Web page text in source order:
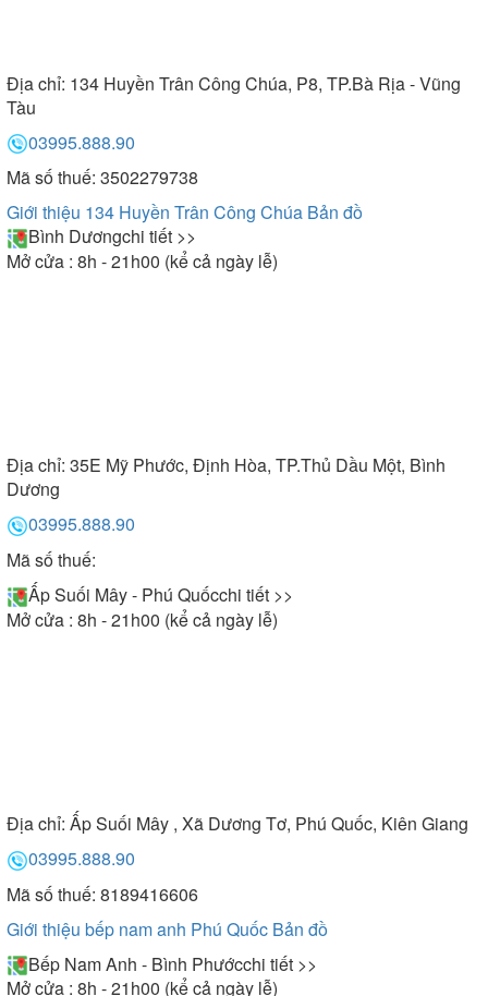
Địa chỉ: 134 Huyền Trân Công Chúa, P8, TP.Bà Rịa - Vũng
Tàu
03995.888.90
Mã số thuế: 3502279738
Giới thiệu 134 Huyền Trân Công Chúa Bản đồ
Bình Dươngchi tiết >>
Mở cửa : 8h - 21h00 (kể cả ngày lễ)
Địa chỉ: 35E Mỹ Phước, Định Hòa, TP.Thủ Dầu Một, Bình
Dương
03995.888.90
Mã số thuế:
Ấp Suối Mây - Phú Quốcchi tiết >>
Mở cửa : 8h - 21h00 (kể cả ngày lễ)
Địa chỉ: Ấp Suối Mây , Xã Dương Tơ, Phú Quốc, Kiên Giang
03995.888.90
Mã số thuế: 8189416606
Giới thiệu bếp nam anh Phú Quốc Bản đồ
Bếp Nam Anh - Bình Phướcchi tiết >>
Mở cửa : 8h - 21h00 (kể cả ngày lễ)